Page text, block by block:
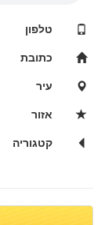
טלפון
כתובת
עיר
אזור
קטגוריה